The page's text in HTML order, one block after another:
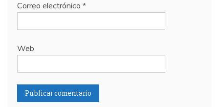
Correo electrónico *
Web